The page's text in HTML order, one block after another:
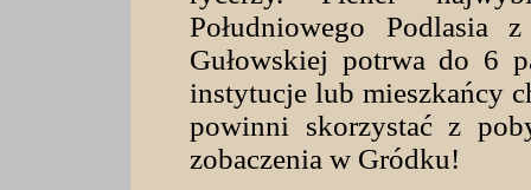
Południowego Podlasia
Gułowskiej potrwa do 6
instytucje lub mieszkańcy
powinni skorzystać z
zobaczenia w Gródku!